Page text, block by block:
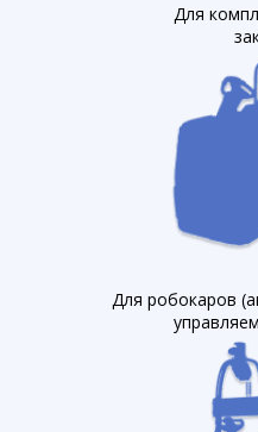
Для
Для робокаров